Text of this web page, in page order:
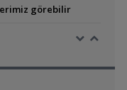
görebilir